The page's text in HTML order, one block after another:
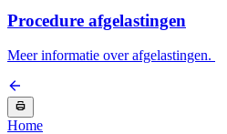
Procedure afgelastingen
Meer informatie over afgelastingen.
Home